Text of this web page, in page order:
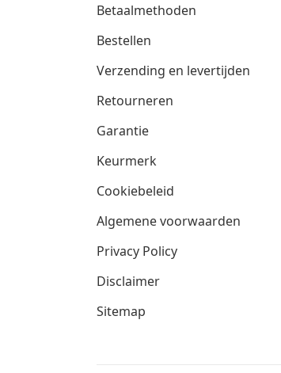
Betaalmethoden
Bestellen
Verzending en levertijden
Retourneren
Garantie
Keurmerk
Cookiebeleid
Algemene voorwaarden
Privacy Policy
Disclaimer
Sitemap